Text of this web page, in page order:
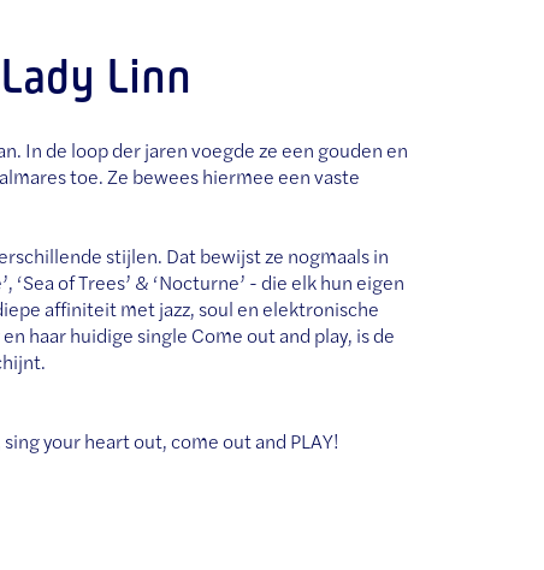
Linn
In de loop der jaren voegde ze een gouden en
toe. Ze bewees hiermee een vaste
stijlen. Dat bewijst ze nogmaals in
‘Sea of Trees’ & ‘Nocturne’ - die elk hun eigen
affiniteit met jazz, soul en elektronische
haar huidige single Come out and play, is de
your heart out, come out and PLAY!